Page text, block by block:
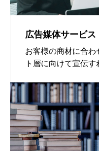
広告媒体サービス
お客様の商材に合
ト層に向けて宣伝